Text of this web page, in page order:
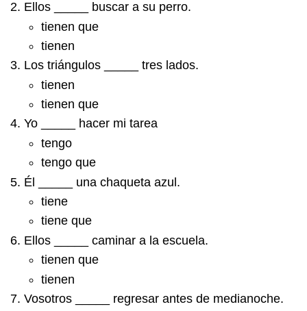
Ellos _____ buscar a su perro.
tienen que
tienen
Los triángulos _____ tres lados.
tienen
tienen que
Yo _____ hacer mi tarea
tengo
tengo que
Él _____ una chaqueta azul.
tiene
tiene que
Ellos _____ caminar a la escuela.
tienen que
tienen
Vosotros _____ regresar antes de medianoche.